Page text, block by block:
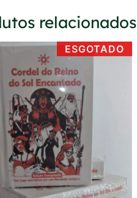
relacionados
ESGOTADO